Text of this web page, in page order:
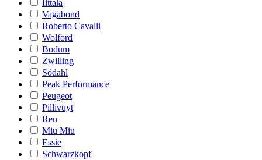
Iittala
Vagabond
Roberto Cavalli
Wolford
Bodum
Zwilling
Södahl
Peak Performance
Peugeot
Pillivuyt
Ren
Miu Miu
Essie
Schwarzkopf